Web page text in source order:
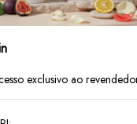
exclusivo ao